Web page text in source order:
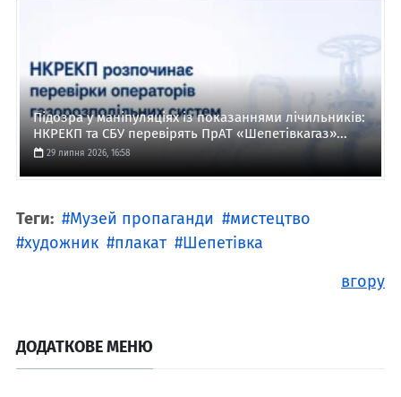
Підозра у маніпуляціях із показаннями лічильників:
НКРЕКП та СБУ перевірять ПрАТ «Шепетівкагаз»...
29 липня 2026, 16:58
Теги: Музей пропаганди
мистецтво
художник
плакат
Шепетівка
вгору
ДОДАТКОВЕ МЕНЮ